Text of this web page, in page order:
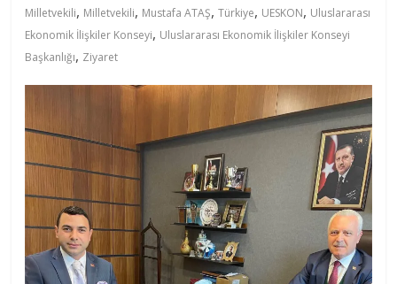
Milletvekili, Milletvekili, Mustafa ATAŞ,Türkiye, UESKON, Uluslararası
Ekonomik İlişkiler Konseyi, Uluslararası Ekonomik İlişkiler Konseyi
Başkanlığı, Ziyaret